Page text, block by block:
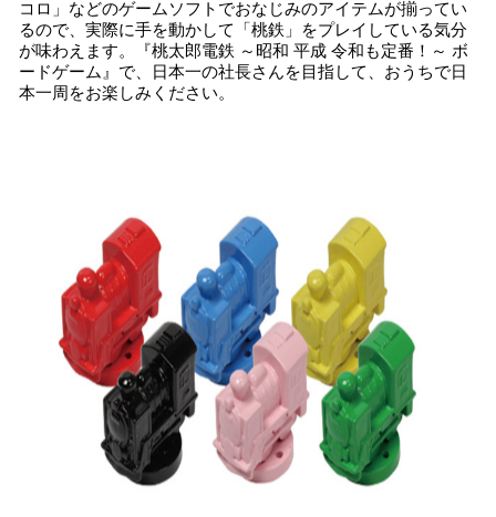
コロ」などのゲームソフトでおなじみのアイテムが揃ってい
るので、実際に手を動かして「桃鉄」をプレイしている気分
が味わえます。『桃太郎電鉄 ～昭和 平成 令和も定番！～ ボ
ードゲーム』で、日本一の社長さんを目指して、おうちで日
本一周をお楽しみください。